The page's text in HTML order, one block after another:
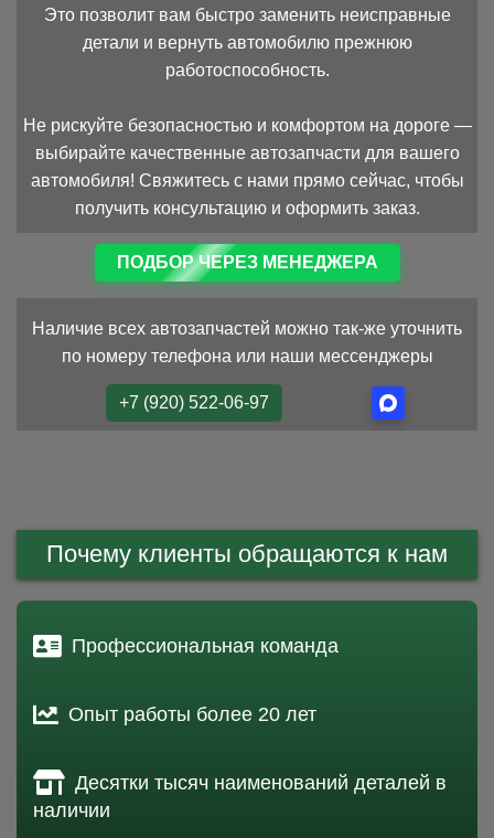
Это позволит вам быстро заменить неисправные
детали и вернуть автомобилю прежнюю
работоспособность.
Не рискуйте безопасностью и комфортом на дороге —
выбирайте качественные автозапчасти для вашего
автомобиля! Свяжитесь с нами прямо сейчас, чтобы
получить консультацию и оформить заказ.
ПОДБОР ЧЕРЕЗ МЕНЕДЖЕРА
Наличие всех автозапчастей можно так-же уточнить
по номеру телефона или наши мессенджеры
+7 (920) 522-06-97
Почему клиенты обращаются к нам
Профессиональная команда
Опыт работы более 20 лет
Десятки тысяч наименований деталей в
наличии